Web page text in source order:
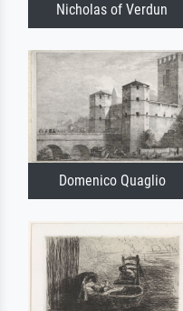
Nicholas of Verdun
Domenico Quaglio